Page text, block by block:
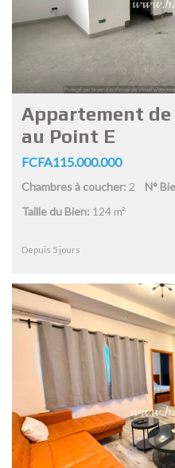
Appartement de
au Point E
FCFA115.000.000
Chambres à coucher: 2 N°
Taille du Bien: 124 m²
Depuis 5 jours